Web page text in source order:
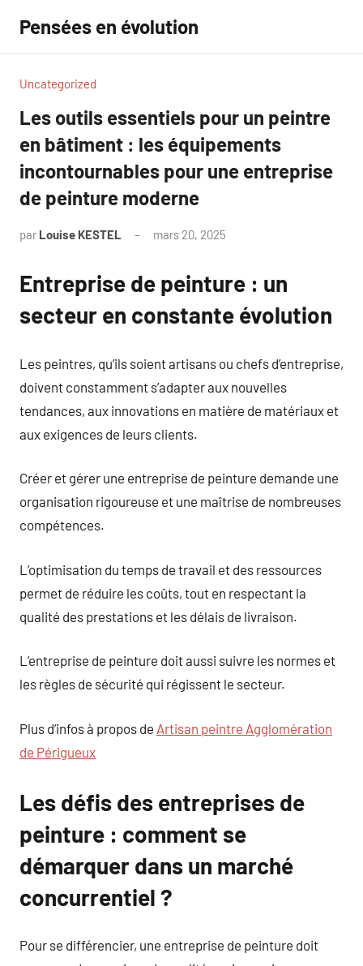
contenu
Pensées en évolution
Uncategorized
Les outils essentiels pour un peintre
en bâtiment : les équipements
incontournables pour une entreprise
de peinture moderne
par Louise KESTEL mars 20, 2025
Entreprise de peinture : un
secteur en constante évolution
Les peintres, qu’ils soient artisans ou chefs d’entreprise,
doivent constamment s’adapter aux nouvelles
tendances, aux innovations en matière de matériaux et
aux exigences de leurs clients.
Créer et gérer une entreprise de peinture demande une
organisation rigoureuse et une maîtrise de nombreuses
compétences.
L’optimisation du temps de travail et des ressources
permet de réduire les coûts, tout en respectant la
qualité des prestations et les délais de livraison.
L’entreprise de peinture doit aussi suivre les normes et
les règles de sécurité qui régissent le secteur.
Plus d’infos à propos de Artisan peintre Agglomération
de Périgueux
Les défis des entreprises de
peinture : comment se
démarquer dans un marché
concurrentiel ?
Pour se différencier, une entreprise de peinture doit